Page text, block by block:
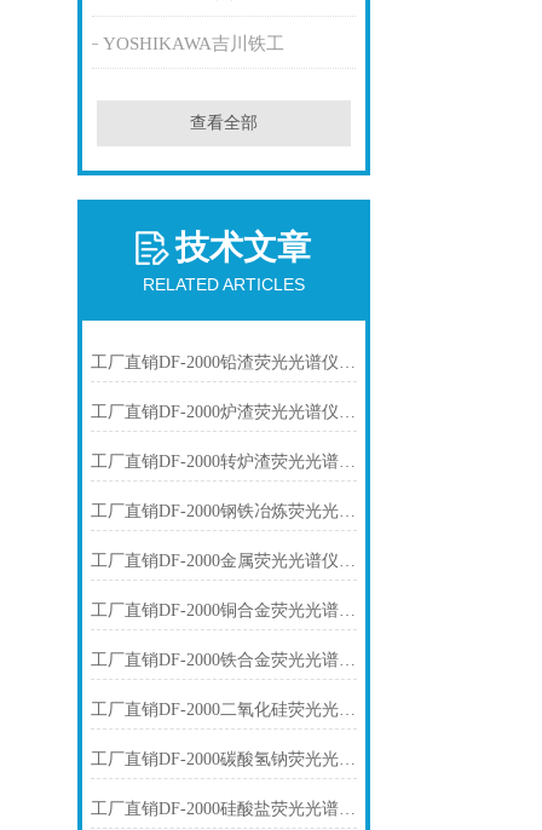
YOSHIKAWA吉川铁工
查看全部
技术文章
RELATED ARTICLES
工厂直销DF-2000铅渣荧光光谱仪技术参数
工厂直销DF-2000炉渣荧光光谱仪技术参数
工厂直销DF-2000转炉渣荧光光谱仪技术参数
工厂直销DF-2000钢铁冶炼荧光光谱仪技术参数
工厂直销DF-2000金属荧光光谱仪技术参数
工厂直销DF-2000铜合金荧光光谱仪技术参数
工厂直销DF-2000铁合金荧光光谱仪技术参数
工厂直销DF-2000二氧化硅荧光光谱仪技术参数
工厂直销DF-2000碳酸氢钠荧光光谱仪技术参数
工厂直销DF-2000硅酸盐荧光光谱仪技术参数